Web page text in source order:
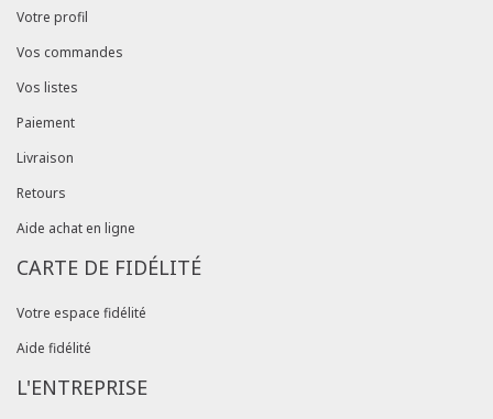
Votre profil
Vos commandes
Vos listes
Paiement
Livraison
Retours
Aide achat en ligne
CARTE DE FIDÉLITÉ
Votre espace fidélité
Aide fidélité
L'ENTREPRISE